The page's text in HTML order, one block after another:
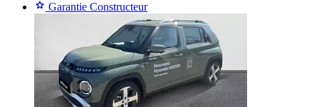
Garantie Constructeur